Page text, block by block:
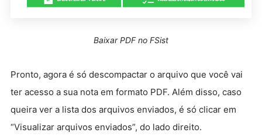
Baixar PDF no FSist
Pronto, agora é só descompactar o arquivo que você vai
ter acesso a sua nota em formato PDF. Além disso, caso
queira ver a lista dos arquivos enviados, é só clicar em
“Visualizar arquivos enviados”, do lado direito.